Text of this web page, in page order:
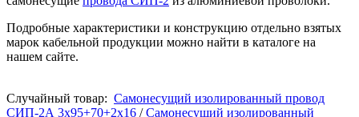
Подробные характеристики и конструкцию отдельно взятых
марок кабельной продукции можно найти в каталоге на
нашем сайте.
Случайный товар: Самонесущий изолированный провод
СИП-2А 3х95+70+2х16 /Самонесущий изолированный